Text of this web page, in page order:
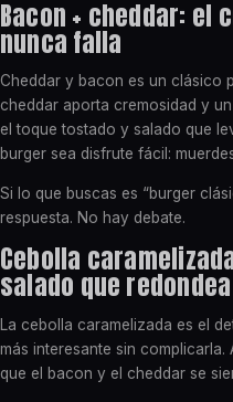
Bacon + cheddar: el
nunca falla
Cheddar y bacon es un clásico
cheddar aporta cremosidad y
el toque tostado y salado que
burger sea disfrute fácil:
Si lo que buscas es “burger
respuesta. No hay debate.
Cebolla
salado que redondea
La cebolla caramelizada es el
más interesante sin
que el bacon y el cheddar se